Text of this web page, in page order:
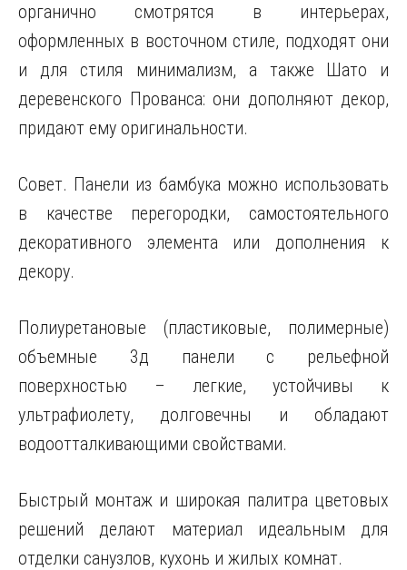
органично смотрятся в интерьерах,
оформленных в восточном стиле, подходят они
и для стиля минимализм, а также Шато и
деревенского Прованса: они дополняют декор,
придают ему оригинальности.
Совет. Панели из бамбука можно использовать
в качестве перегородки, самостоятельного
декоративного элемента или дополнения к
декору.
Полиуретановые (пластиковые, полимерные)
объемные 3д панели с рельефной
поверхностью – легкие, устойчивы к
ультрафиолету, долговечны и обладают
водоотталкивающими свойствами.
Быстрый монтаж и широкая палитра цветовых
решений делают материал идеальным для
отделки санузлов, кухонь и жилых комнат.